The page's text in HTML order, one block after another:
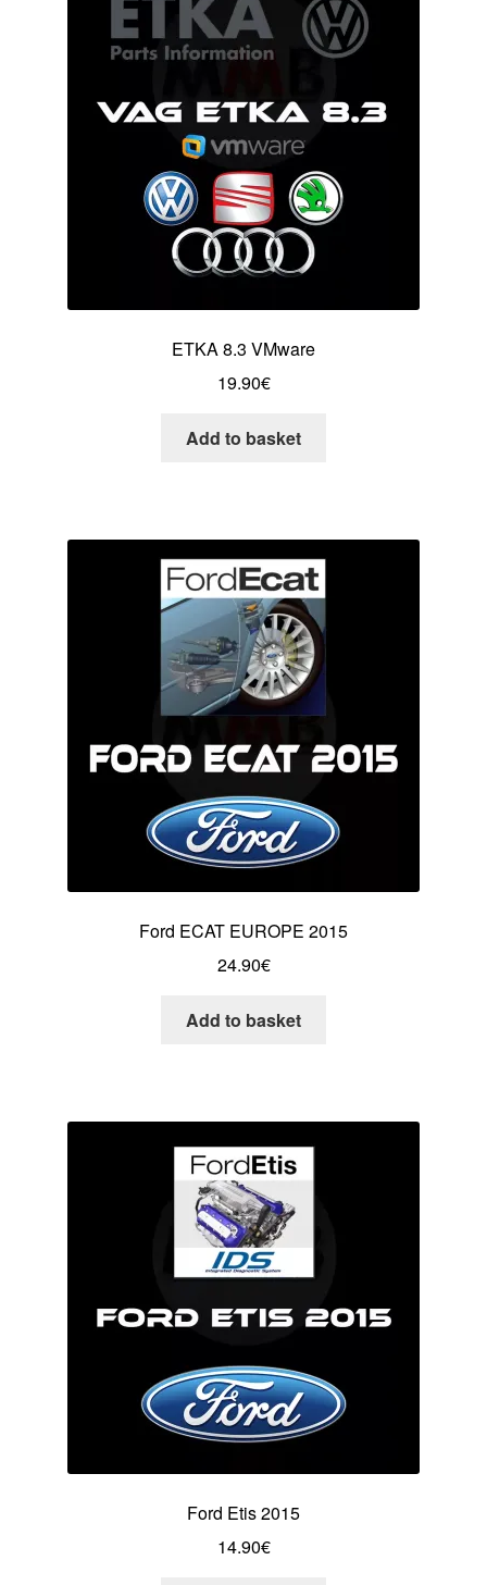
ETKA 8.3 VMware
19.90€
Add to basket
Ford ECAT EUROPE 2015
24.90€
Add to basket
Ford Etis 2015
14.90€